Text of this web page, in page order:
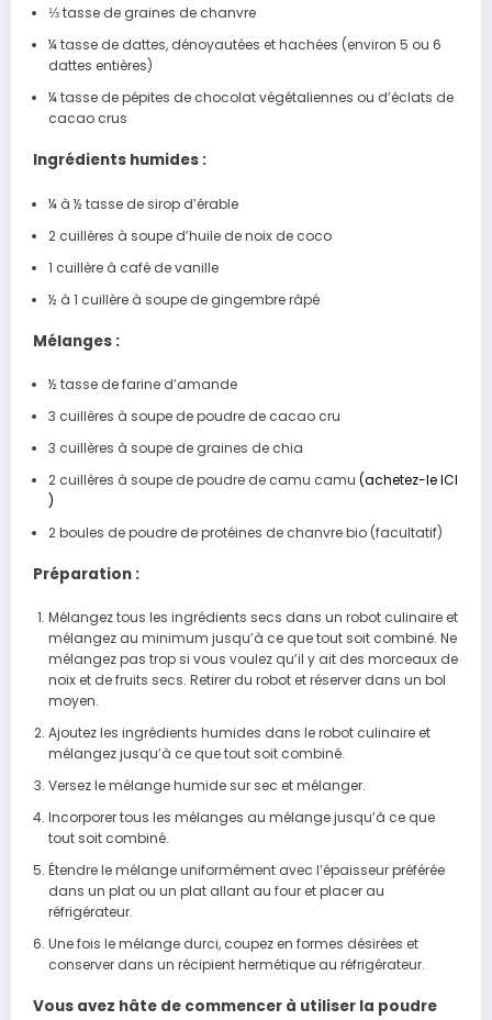
⅓ tasse de graines de chanvre
¼ tasse de dattes, dénoyautées et hachées (environ 5 ou 6
dattes entières)
¼ tasse de pépites de chocolat végétaliennes ou d’éclats de
cacao crus
Ingrédients humides :
¼ à ½ tasse de sirop d’érable
2 cuillères à soupe d’huile de noix de coco
1 cuillère à café de vanille
½ à 1 cuillère à soupe de gingembre râpé
Mélanges :
½ tasse de farine d’amande
3 cuillères à soupe de poudre de cacao cru
3 cuillères à soupe de graines de chia
2 cuillères à soupe de poudre de camu camu (achetez-le ICI
)
2 boules de poudre de protéines de chanvre bio (facultatif)
Préparation :
Mélangez tous les ingrédients secs dans un robot culinaire et
mélangez au minimum jusqu’à ce que tout soit combiné. Ne
mélangez pas trop si vous voulez qu’il y ait des morceaux de
noix et de fruits secs. Retirer du robot et réserver dans un bol
moyen.
Ajoutez les ingrédients humides dans le robot culinaire et
mélangez jusqu’à ce que tout soit combiné.
Versez le mélange humide sur sec et mélanger.
Incorporer tous les mélanges au mélange jusqu’à ce que
tout soit combiné.
Étendre le mélange uniformément avec l’épaisseur préférée
dans un plat ou un plat allant au four et placer au
réfrigérateur.
Une fois le mélange durci, coupez en formes désirées et
conserver dans un récipient hermétique au réfrigérateur.
Vous avez hâte de commencer à utiliser la poudre